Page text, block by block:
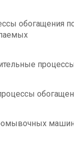
обогащения